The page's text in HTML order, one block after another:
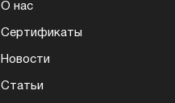
О нас
Сертификаты
Новости
Статьи